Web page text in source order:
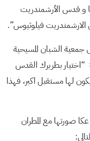
و قدس الأرشمندريت
فيلوثيوس”.
جمعية الشبان المسيحية
“اختيار بطريرك القدس
لها مستقبل اكبر، فهذا
صورتها مع المطران